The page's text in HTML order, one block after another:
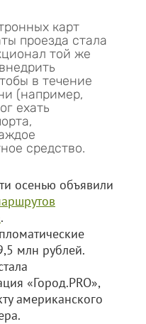
карт
проезда стала
той же
в течение
(например,
ехать
средство.
осенью объявили
.
млн рублей.
«Город.PRO»,
американского